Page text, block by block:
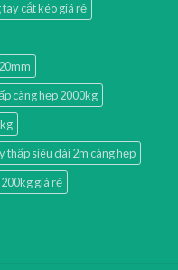
tay cắt kéo giá rẻ
càng hẹp 2000kg
thấp siêu dài 2m càng hẹp
giá rẻ